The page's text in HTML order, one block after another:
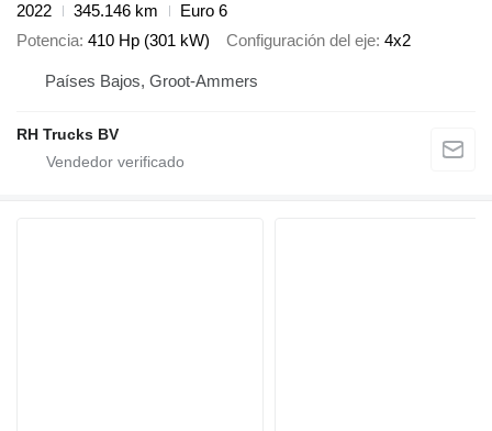
2022
345.146 km
Euro 6
Potencia 410 Hp (301 kW) Configuración del eje 4x2
Países Bajos, Groot-Ammers
RH Trucks BV